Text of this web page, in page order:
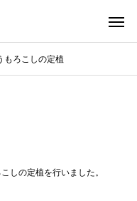
もろこしの定植
しの定植を行いました。